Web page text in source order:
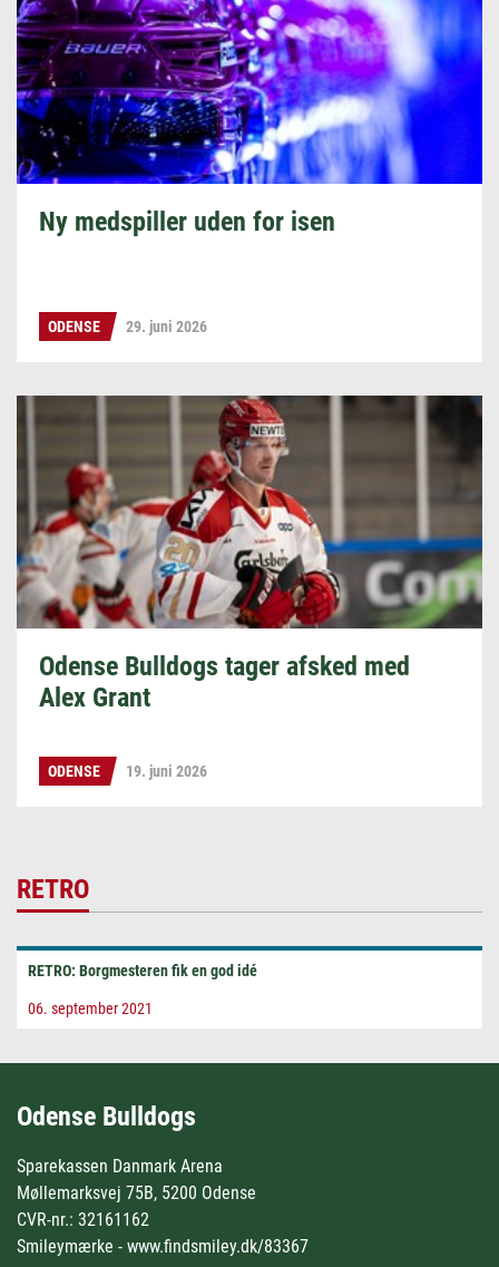
Ny medspiller uden for isen
ODENSE 29. juni 2026
Odense Bulldogs tager afsked med
Alex Grant
ODENSE 19. juni 2026
RETRO
RETRO: Borgmesteren fik en god idé
06. september 2021
Odense Bulldogs
Sparekassen Danmark Arena
Møllemarksvej 75B, 5200 Odense
CVR-nr.: 32161162
Smileymærke - www.findsmiley.dk/83367